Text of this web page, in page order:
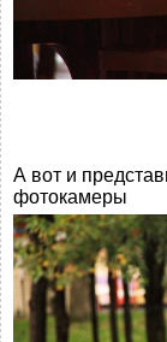
А вот и
фотокамеры